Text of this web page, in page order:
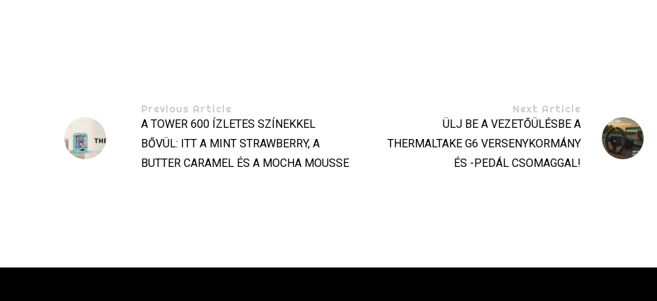
Previous Article
A TOWER 600 ÍZLETES SZÍNEKKEL
BŐVÜL: ITT A MINT STRAWBERRY, A
BUTTER CARAMEL ÉS A MOCHA MOUSSE
Next Article
ÜLJ BE A VEZETŐÜLÉSBE A
THERMALTAKE G6 VERSENYKORMÁNY
ÉS -PEDÁL CSOMAGGAL!